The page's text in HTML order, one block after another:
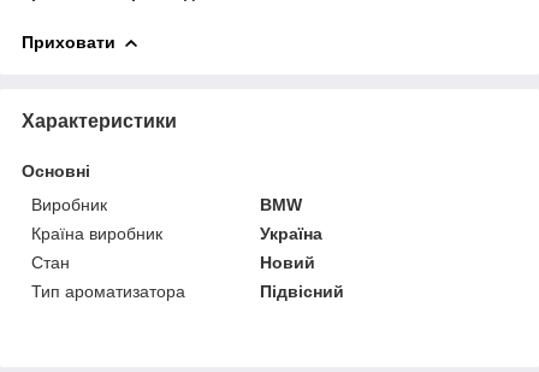
Приховати
Характеристики
Основні
Виробник
BMW
Країна виробник
Україна
Стан
Новий
Тип ароматизатора
Підвісний